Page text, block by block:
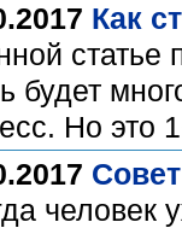
Как
статье
будет
Но это
человек